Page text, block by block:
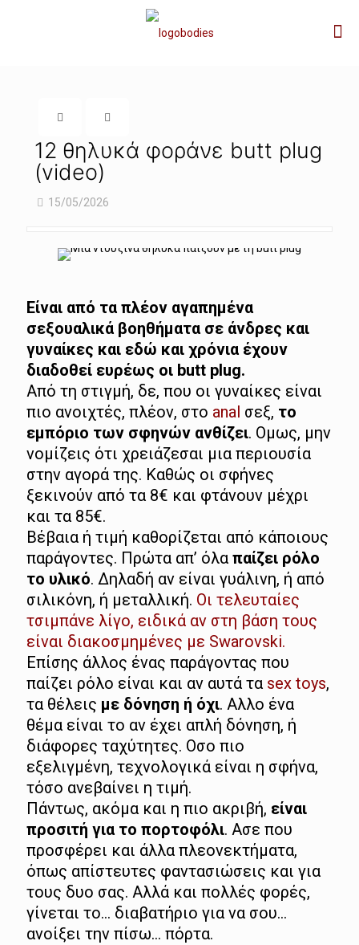
12 θηλυκά φοράνε butt plug
(video)
15/05/2026
Είναι από τα πλέον αγαπημένα
σεξουαλικά βοηθήματα σε άνδρες και
γυναίκες και εδώ και χρόνια έχουν
διαδοθεί ευρέως οι butt plug.
Από τη στιγμή, δε, που οι γυναίκες είναι
πιο ανοιχτές, πλέον, στο anal σεξ, το
εμπόριο των σφηνών ανθίζει. Ομως, μην
νομίζεις ότι χρειάζεσαι μια περιουσία
στην αγορά της. Καθώς οι σφήνες
ξεκινούν από τα 8€ και φτάνουν μέχρι
και τα 85€.
Βέβαια ή τιμή καθορίζεται από κάποιους
παράγοντες. Πρώτα απ’ όλα παίζει ρόλο
το υλικό. Δηλαδή αν είναι γυάλινη, ή από
σιλικόνη, ή μεταλλική. Οι τελευταίες
τσιμπάνε λίγο, ειδικά αν στη βάση τους
είναι διακοσμημένες με Swarovski.
Επίσης άλλος ένας παράγοντας που
παίζει ρόλο είναι και αν αυτά τα sex toys,
τα θέλεις με δόνηση ή όχι. Αλλο ένα
θέμα είναι το αν έχει απλή δόνηση, ή
διάφορες ταχύτητες. Οσο πιο
εξελιγμένη, τεχνολογικά είναι η σφήνα,
τόσο ανεβαίνει η τιμή.
Πάντως, ακόμα και η πιο ακριβή, είναι
προσιτή για το πορτοφόλι. Ασε που
προσφέρει και άλλα πλεονεκτήματα,
όπως απίστευτες φαντασιώσεις και για
τους δυο σας. Αλλά και πολλές φορές,
γίνεται το… διαβατήριο για να σου…
ανοίξει την πίσω… πόρτα.